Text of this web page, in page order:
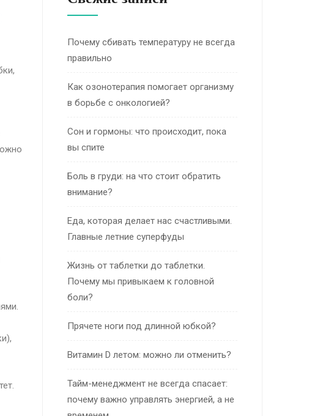
Почему сбивать температуру не всегда
правильно
Как озонотерапия помогает организму
в борьбе с онкологией?
Сон и гормоны: что происходит, пока
вы спите
Боль в груди: на что стоит обратить
внимание?
Еда, которая делает нас счастливыми.
Главные летние суперфуды
Жизнь от таблетки до таблетки.
Почему мы привыкаем к головной
боли?
Прячете ноги под длинной юбкой?
Витамин D летом: можно ли отменить?
Тайм-менеджмент не всегда спасает:
почему важно управлять энергией, а не